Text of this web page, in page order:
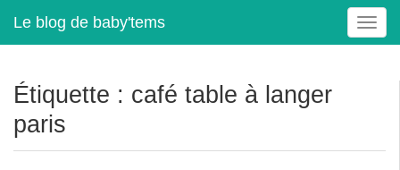
Le blog de baby'tems
T
o
Étiquette : café table à langer
paris